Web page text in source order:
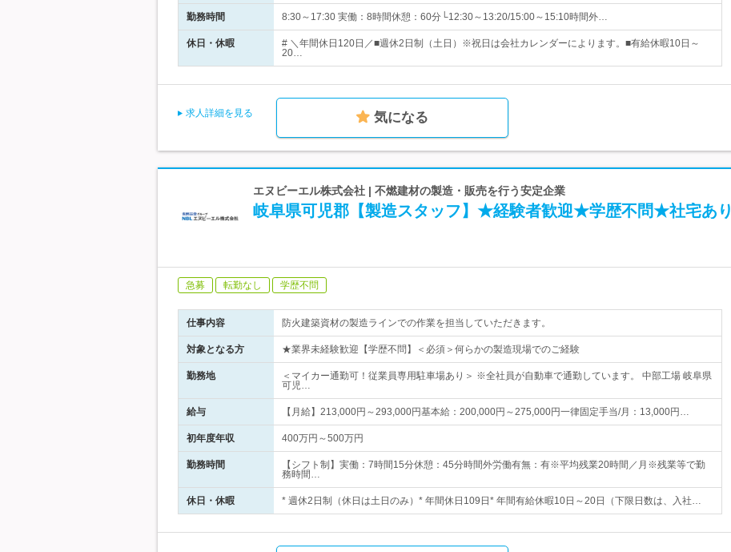
勤務時間 8:30～17:30 実働：8時間休憩：60分└12:30～13:20/15:00～15:10時間外…
休日・休暇
# ＼年間休日120日／■週休2日制（土日）※祝日は会社カレンダーによります。■有給休暇10日～
20…
求人詳細を見る 気になる
エヌビーエル株式会社 | 不燃建材の製造・販売を行う安定企業
岐阜県可児郡【製造スタッフ】★経験者歓迎★学歴不問★社宅あり
急募 転勤なし 学歴不問
仕事内容 防火建築資材の製造ラインでの作業を担当していただきます。
対象となる方 ★業界未経験歓迎【学歴不問】＜必須＞何らかの製造現場でのご経験
勤務地
＜マイカー通勤可！従業員専用駐車場あり＞ ※全社員が自動車で通勤しています。 中部工場 岐阜県
可児…
給与 【月給】213,000円～293,000円基本給：200,000円～275,000円一律固定手当/月：13,000円…
初年度年収 400万円～500万円
勤務時間
【シフト制】実働：7時間15分休憩：45分時間外労働有無：有※平均残業20時間／月※残業等で勤
務時間…
休日・休暇 * 週休2日制（休日は土日のみ）* 年間休日109日* 年間有給休暇10日～20日（下限日数は、入社…